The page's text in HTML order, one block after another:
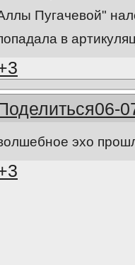
Пугачевой"
в
06-
эхо